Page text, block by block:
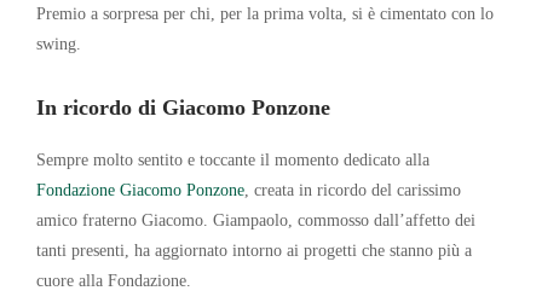
Premio a sorpresa per chi, per la prima volta, si è cimentato con lo
swing.
In ricordo di Giacomo Ponzone
Sempre molto sentito e toccante il momento dedicato alla
Fondazione Giacomo Ponzone , creata in ricordo del carissimo
amico fraterno Giacomo. Giampaolo, commosso dall’affetto dei
tanti presenti, ha aggiornato intorno ai progetti che stanno più a
cuore alla Fondazione.